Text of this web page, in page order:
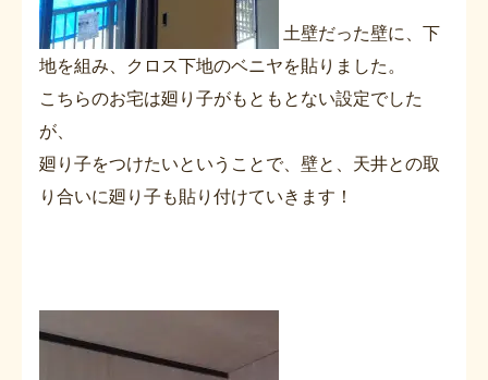
土壁だった壁に、下
地を組み、クロス下地のベニヤを貼りました。
こちらのお宅は廻り子がもともとない設定でした
が、
廻り子をつけたいということで、壁と、天井との取
り合いに廻り子も貼り付けていきます！